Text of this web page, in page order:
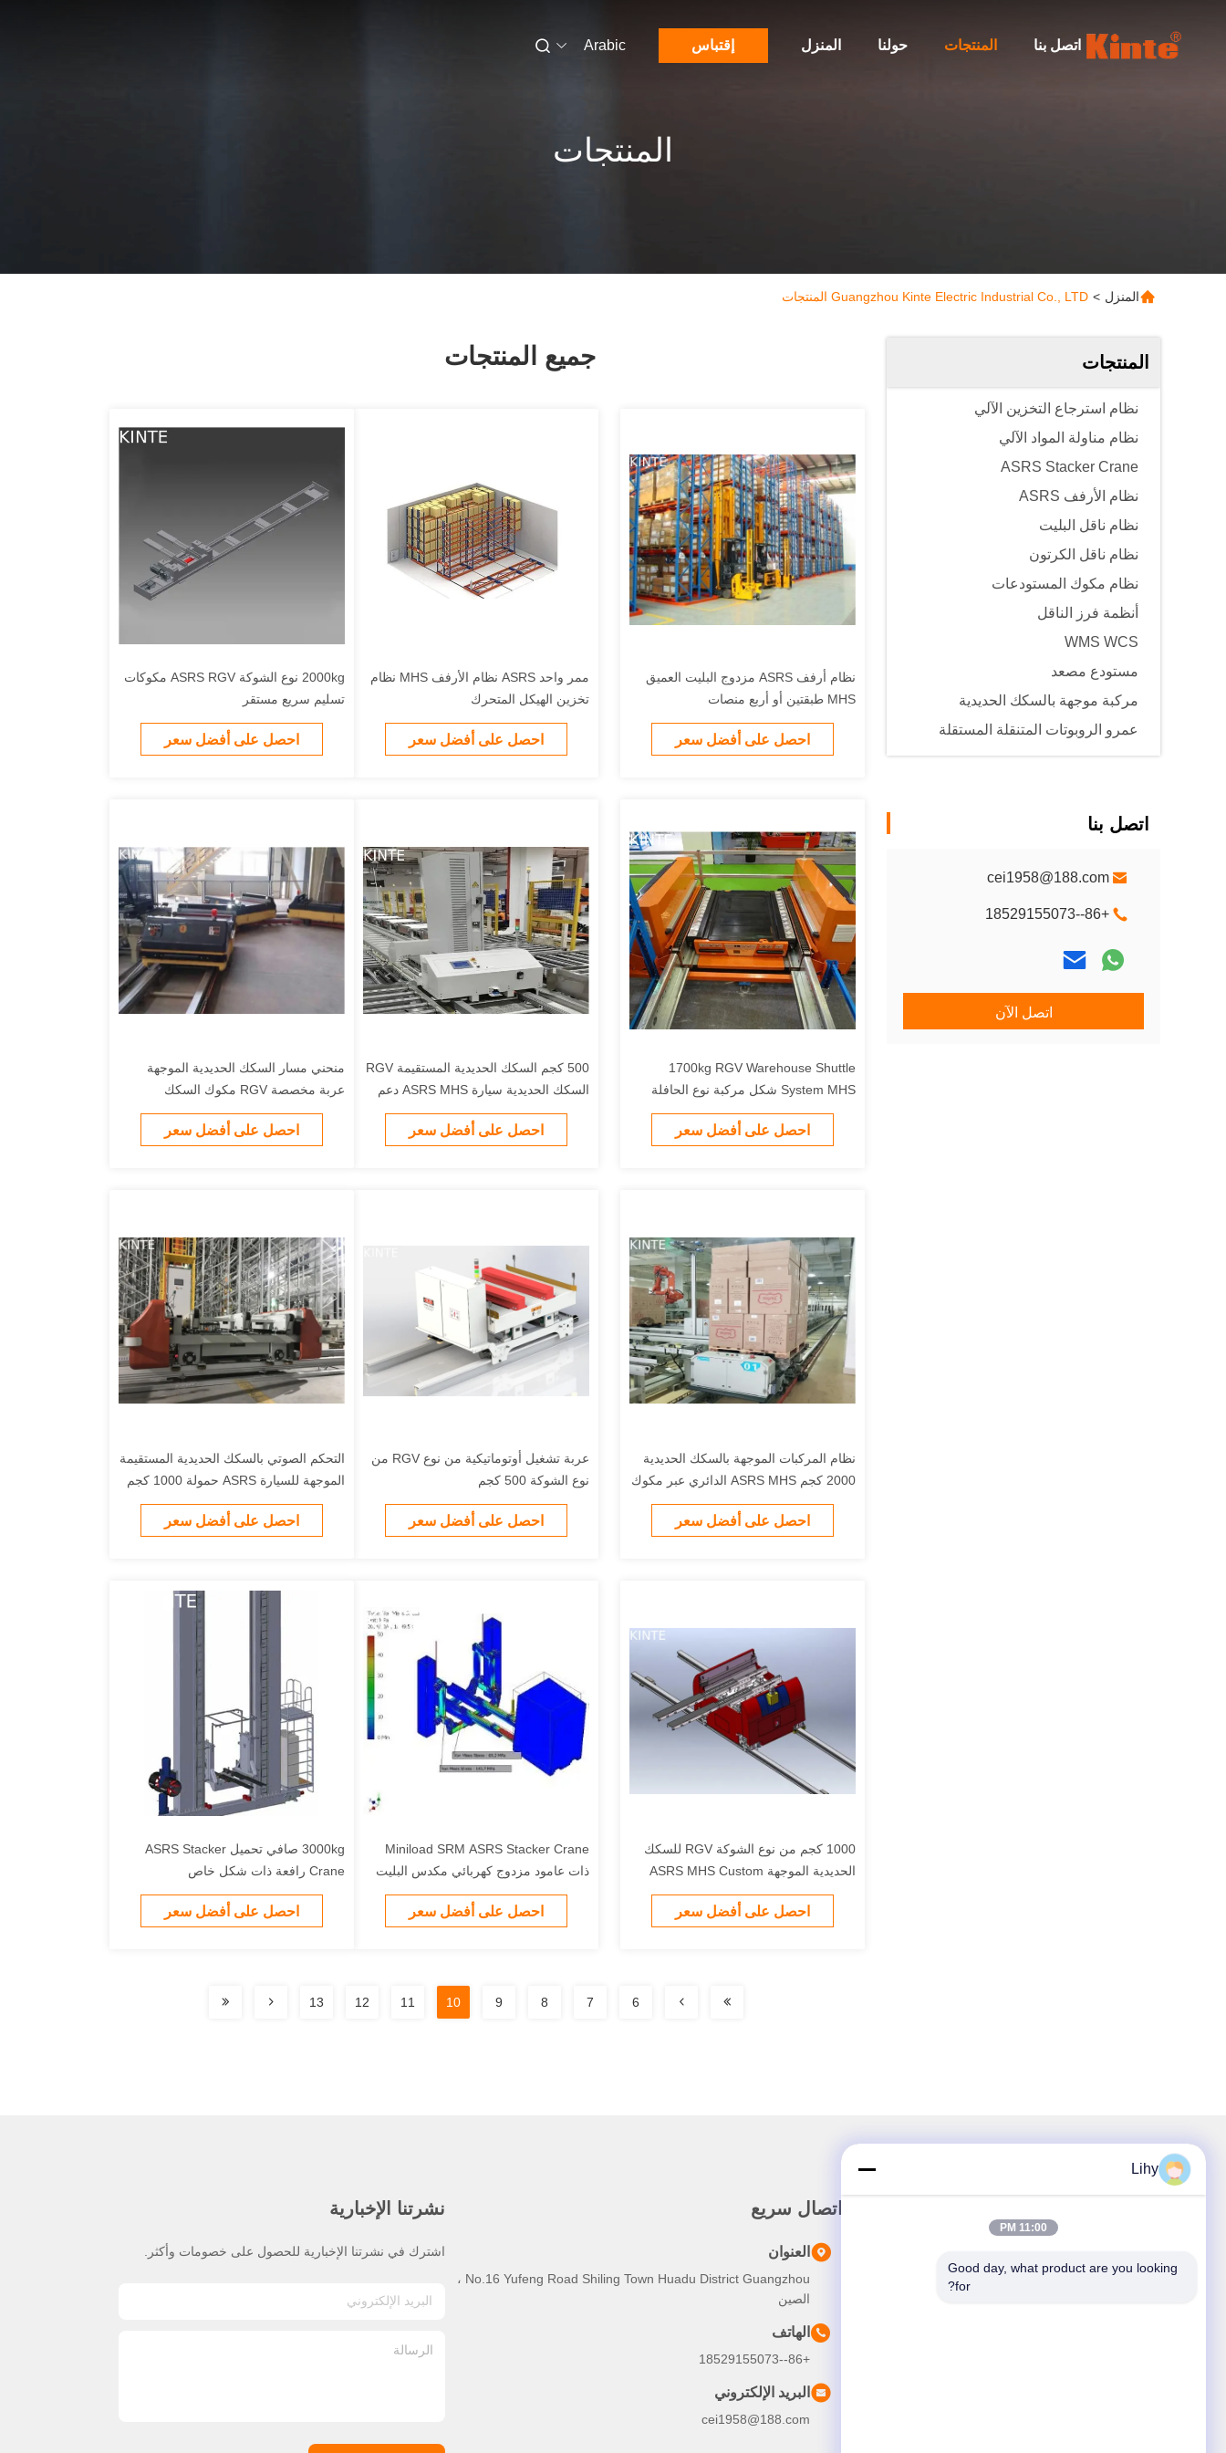
المنزل حولنا المنتجات اتصل بنا إقتباس Arabic
المنتجات
المنزل > Guangzhou Kinte Electric Industrial Co., LTD المنتجات
المنتجات
نظام استرجاع التخزين الآلي
نظام مناولة المواد الآلي
ASRS Stacker Crane
نظام الأرفف ASRS
نظام ناقل البليت
نظام ناقل الكرتون
نظام مكوك المستودعات
أنظمة فرز الناقل
WMS WCS
مستودع مصعد
مركبة موجهة بالسكك الحديدية
عمرو الروبوتات المتنقلة المستقلة
اتصل بنا
cei1958@188.com
+86--18529155073
اتصل الآن
جميع المنتجات
نظام أرفف ASRS مزدوج البليت العميق
MHS طبقتين أو أربع منصات
احصل على أفضل سعر
ممر واحد ASRS نظام الأرفف MHS نظام
تخزين الهيكل المتحرك
احصل على أفضل سعر
2000kg نوع الشوكة ASRS RGV مكوكات
تسليم سريع مستقر
احصل على أفضل سعر
1700kg RGV Warehouse Shuttle
System MHS شكل مركبة نوع الحافلة
PLC
احصل على أفضل سعر
500 كجم السكك الحديدية المستقيمة RGV
السكك الحديدية سيارة ASRS MHS دعم
التخزين البارد
احصل على أفضل سعر
منحني مسار السكك الحديدية الموجهة
عربة مخصصة RGV مكوك السكك
الحديدية
احصل على أفضل سعر
نظام المركبات الموجهة بالسكك الحديدية
2000 كجم ASRS MHS الدائري عبر مكوك
RGV
احصل على أفضل سعر
عربة تشغيل أوتوماتيكية من نوع RGV من
نوع الشوكة 500 كجم
احصل على أفضل سعر
التحكم الصوتي بالسكك الحديدية المستقيمة
الموجهة للسيارة ASRS حمولة 1000 كجم
احصل على أفضل سعر
1000 كجم من نوع الشوكة RGV للسكك
الحديدية الموجهة ASRS MHS Custom
Shuttle
احصل على أفضل سعر
Miniload SRM ASRS Stacker Crane
ذات عامود مزدوج كهربائي مكدس البليت
احصل على أفضل سعر
3000kg صافي تحميل ASRS Stacker
Crane رافعة ذات شكل خاص
احصل على أفضل سعر
6
7
8
9
10
11
12
13
اتصال سريع
العنوان
No.16 Yufeng Road Shiling Town Huadu District Guangzhou ،
الصين
الهاتف
+86--18529155073
البريد الإلكتروني
cei1958@188.com
نشرتنا الإخبارية
اشترك في نشرتنا الإخبارية للحصول على خصومات وأكثر.
Lihy
11:00 PM
Good day, what product are you looking
for?